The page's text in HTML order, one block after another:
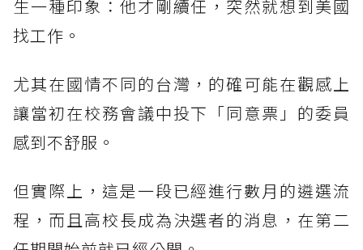
生一種印象：他才剛續任，突然就想到美國
找工作。
尤其在國情不同的台灣，的確可能在觀感上
讓當初在校務會議中投下「同意票」的委員
感到不舒服。
但實際上，這是一段已經進行數月的遴選流
程，而且高校長成為決選者的消息，在第二